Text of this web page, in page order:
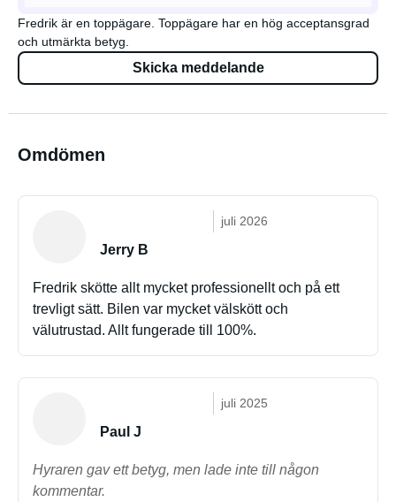
Fredrik är en toppägare. Toppägare har en hög acceptansgrad
och utmärkta betyg.
Skicka meddelande
Omdömen
juli 2026
Jerry B
Fredrik skötte allt mycket professionellt och på ett
trevligt sätt. Bilen var mycket välskött och
välutrustad. Allt fungerade till 100%.
juli 2025
Paul J
Hyraren gav ett betyg, men lade inte till någon
kommentar.